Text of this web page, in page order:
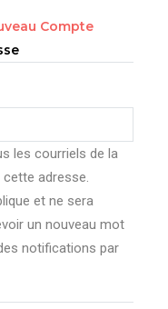
Compte
les courriels de la
adresse.
et ne sera
un nouveau mot
notifications par